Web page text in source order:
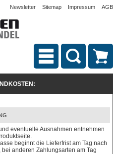
Newsletter Sitemap Impressum AGB
eventuelle Ausnahmen entnehmen
beginnt die Lieferfrist am Tag nach
anderen Zahlungsarten am Tag